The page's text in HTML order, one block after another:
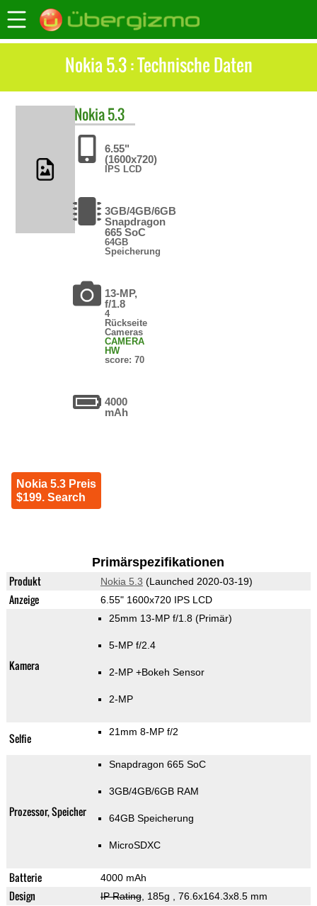
Nokia 5.3 : Technische Daten
Nokia5.3
6.55"
(1600x720)
IPS LCD
3GB/4GB/6GB
Snapdragon
665 SoC
64GB
Speicherung
13-MP,
f/1.8
4
Rückseite
Cameras
CAMERA
HW
score: 70
4000
mAh
Nokia 5.3 Preis
$199. Search
Primärspezifikationen
Produkt Nokia 5.3 (Launched 2020-03-19)
Anzeige 6.55" 1600x720 IPS LCD
Kamera
25mm 13-MP f/1.8 (Primär)
5-MP f/2.4
2-MP +Bokeh Sensor
2-MP
Selfie 21mm 8-MP f/2
Prozessor, Speicher
Snapdragon 665 SoC
3GB/4GB/6GB RAM
64GB Speicherung
MicroSDXC
Batterie 4000 mAh
Design IP Rating, 185g , 76.6x164.3x8.5 mm